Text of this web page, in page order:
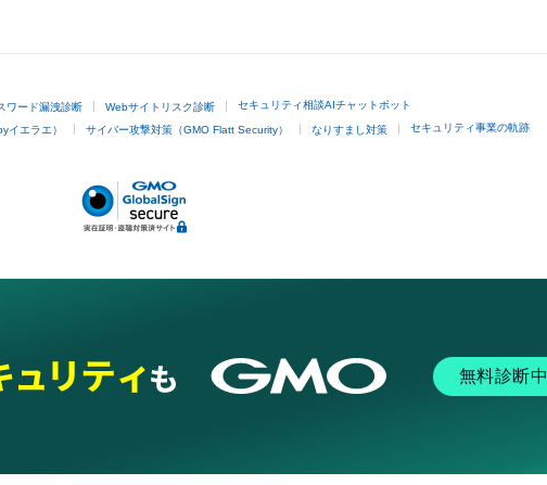
ワード漏洩診断 Webサイトリスク診断 セキュリティ相談AIチャットボット
イエラエ） サイバー攻撃対策（GMO Flatt Security） なりすまし対策 セキュリティ事業の軌跡
無料診断中